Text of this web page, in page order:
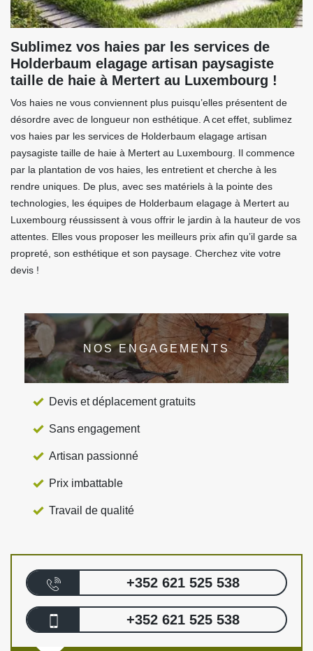
Sublimez vos haies par les services de
Holderbaum elagage artisan paysagiste
taille de haie à Mertert au Luxembourg !
Vos haies ne vous conviennent plus puisqu’elles présentent de
désordre avec de longueur non esthétique. A cet effet, sublimez
vos haies par les services de Holderbaum elagage artisan
paysagiste taille de haie à Mertert au Luxembourg. Il commence
par la plantation de vos haies, les entretient et cherche à les
rendre uniques. De plus, avec ses matériels à la pointe des
technologies, les équipes de Holderbaum elagage à Mertert au
Luxembourg réussissent à vous offrir le jardin à la hauteur de vos
attentes. Elles vous proposer les meilleurs prix afin qu’il garde sa
propreté, son esthétique et son paysage. Cherchez vite votre
devis !
NOS ENGAGEMENTS
Devis et déplacement gratuits
Sans engagement
Artisan passionné
Prix imbattable
Travail de qualité
+352 621 525 538
+352 621 525 538